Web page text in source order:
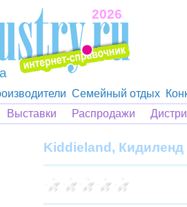
2026
Семейный отдых
Выставки Распродажи
Kiddieland, Кидиленд